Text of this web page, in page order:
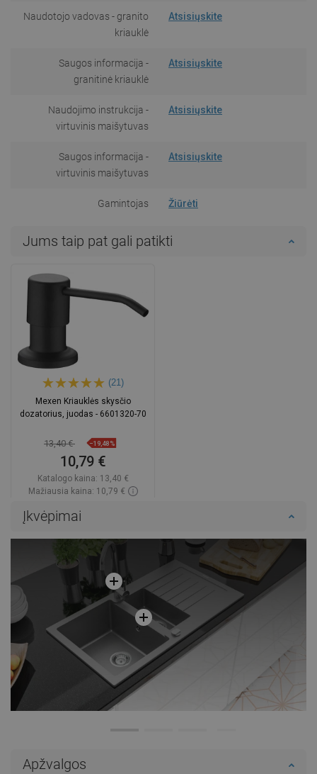
Naudotojo vadovas - granito
kriauklė
Atsisiųskite
Saugos informacija -
granitinė kriauklė
Atsisiųskite
Naudojimo instrukcija -
virtuvinis maišytuvas
Atsisiųskite
Saugos informacija -
virtuvinis maišytuvas
Atsisiųskite
Gamintojas Žiūrėti
Jums taip pat gali patikti
(21)
Mexen Kriauklės skysčio
dozatorius, juodas - 6601320-70
13,40 € −19,48%
10,79 €
Katalogo kaina: 13,40 €
Mažiausia kaina: 10,79 €
favorite_border Mėgstami
Palyginti
Įkvėpimai
Apžvalgos